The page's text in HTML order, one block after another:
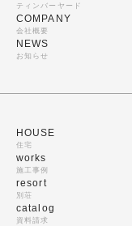
ティンバーヤード
COMPANY
会社概要
NEWS
お知らせ
HOUSE
住宅
works
施工事例
resort
別荘
catalog
資料請求